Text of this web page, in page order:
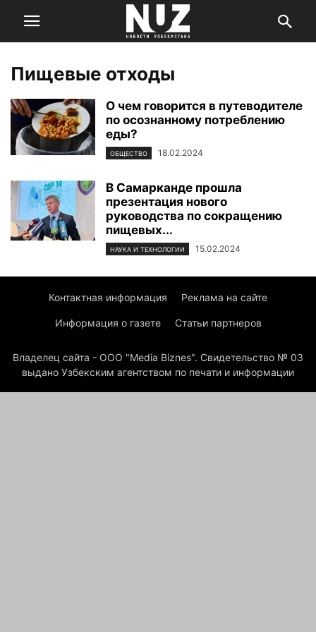
Пищевые отходы
О чем говорится в путеводителе
по осознанному потреблению
еды?
ОБЩЕСТВО 18.02.2024
В Самарканде прошла
презентация нового
руководства по сокращению
пищевых...
НАУКА И ТЕХНОЛОГИИ 15.02.2024
Контактная информация Реклама на сайте
Информация о газете Статьи партнеров
Владелец сайта - ООО "Media Biznes". Свидетельство № 03
выдано Узбекским агентством по печати и информации